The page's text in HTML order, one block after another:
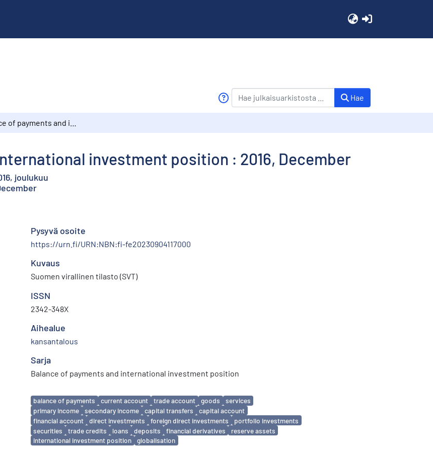
Hae
investment position : 2016, December
joulukuu
Pysyvä osoite
https://urn.fi/URN:NBN:fi-fe20230904117000
Kuvaus
Suomen virallinen tilasto (SVT)
ISSN
2342-348X
Aihealue
kansantalous
Sarja
Balance of payments and international investment position
Avainsanat
balance of payments current account trade account goods
services
primary income
secondary income capital transfers
capital account
financial account
direct investments foreign direct investments
portfolio investments
securities
trade credits loans deposits financial derivatives
reserve assets
international investment position
globalisation